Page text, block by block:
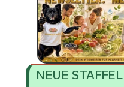
NEUE